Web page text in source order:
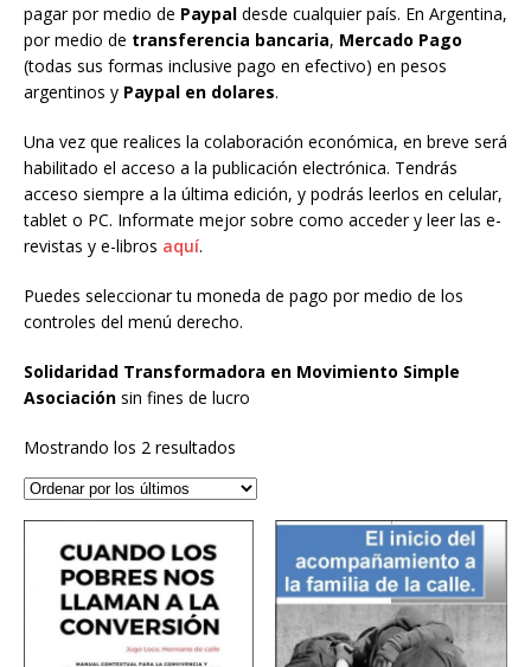
pagar por medio de Paypal desde cualquier país. En Argentina,
por medio de transferencia bancaria, Mercado Pago
(todas sus formas inclusive pago en efectivo) en pesos
argentinos y Paypal en dolares.
Una vez que realices la colaboración económica, en breve será
habilitado el acceso a la publicación electrónica. Tendrás
acceso siempre a la última edición, y podrás leerlos en celular,
tablet o PC. Informate mejor sobre como acceder y leer las e-
revistas y e-libros aquí.
Puedes seleccionar tu moneda de pago por medio de los
controles del menú derecho.
Solidaridad Transformadora en Movimiento Simple
Asociación sin fines de lucro
Mostrando los 2 resultados